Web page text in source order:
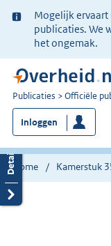
Ter
informatie:
Mogelijk
publicaties. We
het ongemak.
U
bent
nu
hier:
Publicaties Officiële
Inloggen
Home Kamerstuk